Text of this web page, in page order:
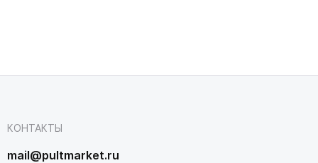
КОНТАКТЫ
mail@pultmarket.ru